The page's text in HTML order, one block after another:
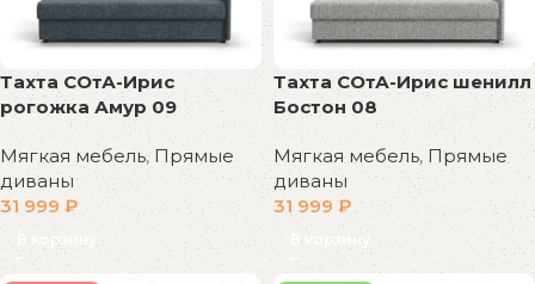
Тахта СОтА-Ирис
рогожка Амур 09
Мягкая мебель, Прямые
диваны
31 999 ₽
В корзину
Тахта СОтА-Ирис шенилл
Бостон 08
Мягкая мебель, Прямые
диваны
31 999₽
В корзину